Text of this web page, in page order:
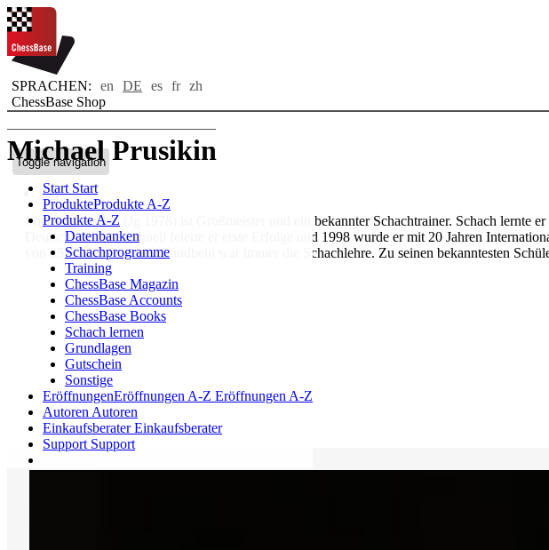
SPRACHEN: en DE es fr zh
ChessBase Shop
Toggle navigation
Start Start
ProdukteProdukte A-Z
Produkte A-Z
Datenbanken
Schachprogramme
Training
ChessBase Magazin
ChessBase Accounts
ChessBase Books
Schach lernen
Grundlagen
Gutschein
Sonstige
EröffnungenEröffnungen A-Z Eröffnungen A-Z
Autoren Autoren
EinkaufsberaterEinkaufsberater
Support Support
Michael Prusikin
Bio
Michael Prusikin (Jg 1978) ist Großmeister und ein bekannter Schachtrainer. Schach
Deutschland aus. Schnell feierte er erste Erfolge und 1998 wurde er mit 20 Jahren
von 2571. Sein zweites Standbein war immer die Schachlehre. Zu seinen bekanntesten